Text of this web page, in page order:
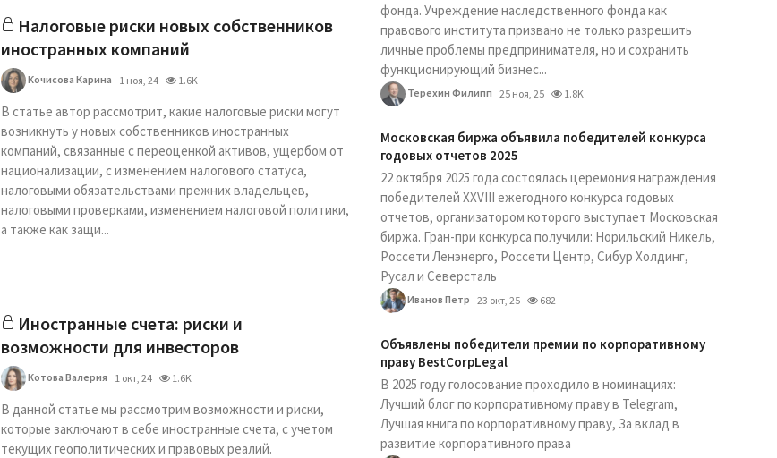
Налоговые риски новых собственников
иностранных компаний
Кочисова Карина 1 ноя, 24 1.6K
В статье автор рассмотрит, какие налоговые риски могут
возникнуть у новых собственников иностранных
компаний, связанные с переоценкой активов, ущербом от
национализации, с изменением налогового статуса,
налоговыми обязательствами прежних владельцев,
налоговыми проверками, изменением налоговой политики,
а также как защи...
Иностранные счета: риски и
возможности для инвесторов
Котова Валерия 1 окт, 24 1.6K
В данной статье мы рассмотрим возможности и риски,
которые заключают в себе иностранные счета, с учетом
текущих геополитических и правовых реалий.
фонда. Учреждение наследственного фонда как
правового института призвано не только разрешить
личные проблемы предпринимателя, но и сохранить
функционирующий бизнес...
Терехин Филипп 25 ноя, 25 1.8K
Московская биржа объявила победителей конкурса
годовых отчетов 2025
22 октября 2025 года состоялась церемония награждения
победителей XXVIII ежегодного конкурса годовых
отчетов, организатором которого выступает Московская
биржа. Гран-при конкурса получили: Норильский Никель,
Россети Ленэнерго, Россети Центр, Сибур Холдинг,
Русал и Северсталь
Иванов Петр 23 окт, 25 682
Объявлены победители премии по корпоративному
праву BestCorpLegal
В 2025 году голосование проходило в номинациях:
Лучший блог по корпоративному праву в Telegram,
Лучшая книга по корпоративному праву, За вклад в
развитие корпоративного права